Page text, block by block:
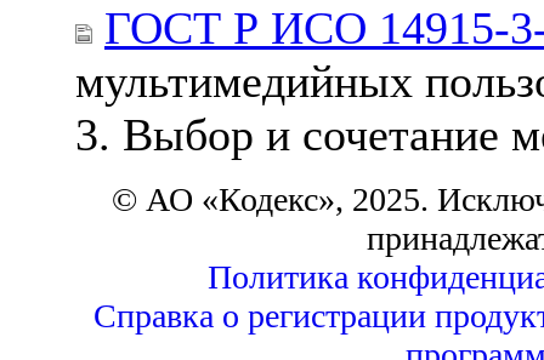
ГОСТ Р ИСО 14915-
мультимедийных
3. Выбор и сочетание
© АО «Кодекс», 2025.
Политика
Справка о регистрации